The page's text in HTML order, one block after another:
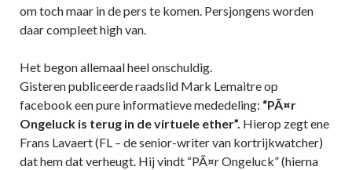
om toch maar in de pers te komen. Persjongens worden
daar compleet high van.
Het begon allemaal heel onschuldig.
Gisteren publiceerde raadslid Mark Lemaitre op
facebook een pure informatieve mededeling: “PÃ¤r
Ongeluck is terug in de virtuele ether”. Hierop zegt ene
Frans Lavaert (FL – de senior-writer van kortrijkwatcher)
dat hem dat verheugt. Hij vindt “PÃ¤r Ongeluck” (hierna